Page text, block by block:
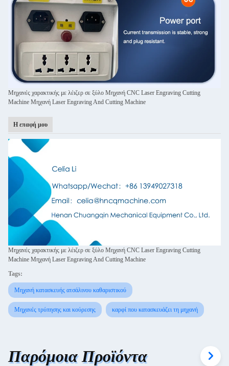
Μηχανές χαρακτικής με λέιζερ σε ξύλο Μηχανή CNC Laser Engraving Cutting
Machine Μηχανή Laser Engraving And Cutting Machine
Η επαφή μου
Μηχανές χαρακτικής με λέιζερ σε ξύλο Μηχανή CNC Laser Engraving Cutting
Machine Μηχανή Laser Engraving And Cutting Machine
Tags:
Μηχανή κατασκευής ατσάλινου καθαριστικού
Μηχανές τρύπησης και κούρεσης καρφί που κατασκευάζει τη μηχανή
Παρόμοια Προϊόντα